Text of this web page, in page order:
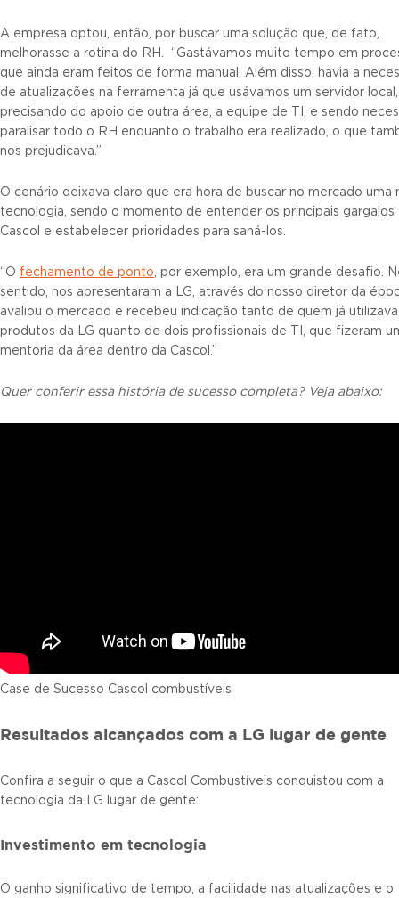
A empresa optou, então, por buscar uma solução que, de fato,
melhorasse a rotina do RH. “Gastávamos muito tempo em
que ainda eram feitos de forma manual. Além disso, havia a
de atualizações na ferramenta já que usávamos um servidor local,
precisando do apoio de outra área, a equipe de TI, e sendo
paralisar todo o RH enquanto o trabalho era realizado, o que
nos prejudicava.”
O cenário deixava claro que era hora de buscar no mercado uma
tecnologia, sendo o momento de entender os principais gargalos
Cascol e estabelecer prioridades para saná-los.
“O fechamento de ponto , por exemplo, era um grande desafio.
sentido, nos apresentaram a LG, através do nosso diretor da
avaliou o mercado e recebeu indicação tanto de quem já
produtos da LG quanto de dois profissionais de TI, que fizeram
mentoria da área dentro da Cascol.”
Quer conferir essa história de sucesso completa? Veja abaixo:
Case de Sucesso Cascol combustíveis
Resultados alcançados com a LG lugar de gente
Confira a seguir o que a Cascol Combustíveis conquistou com a
tecnologia da LG lugar de gente:
Investimento em tecnologia
O ganho significativo de tempo, a facilidade nas atualizações e o